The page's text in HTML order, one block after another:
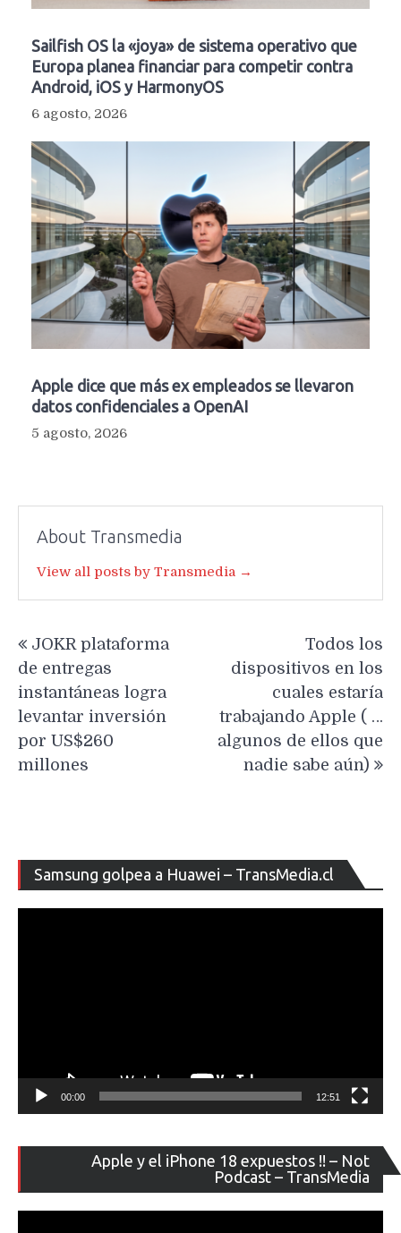
Sailfish OS la «joya» de sistema operativo que
Europa planea financiar para competir contra
Android, iOS y HarmonyOS
6 agosto, 2026
Apple dice que más ex empleados se llevaron
datos confidenciales a OpenAI
5 agosto, 2026
About Transmedia
View all posts by Transmedia →
de
entradas
JOKR plataforma
de entregas
instantáneas logra
levantar inversión
por US$260
millones
Todos los
dispositivos en los
cuales estaría
trabajando Apple ( …
algunos de ellos que
nadie sabe aún)
Samsung golpea a Huawei – TransMedia.cl
de
00:00 12:51
Apple y el iPhone 18 expuestos !! – Not
Podcast – TransMedia
de